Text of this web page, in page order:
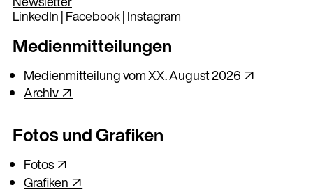
ENDE
LinkedIn|Facebook|Instagram
Medienmitteilungen
Medienmitteilung vom XX. August 2026 ↗
Archiv ↗
Fotos und Grafiken
Fotos ↗
Grafiken ↗